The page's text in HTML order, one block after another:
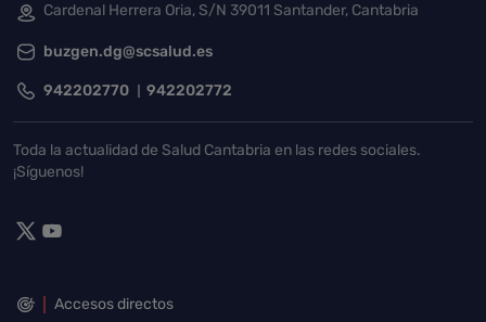
Cardenal Herrera Oria, S/N 39011 Santander, Cantabria
buzgen.dg@scsalud.es
942202770 942202772
Toda la actualidad de Salud Cantabria en las redes sociales.
¡Síguenos!
Accesos directos